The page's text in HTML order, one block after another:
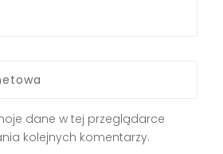
dane w tej przeglądarce
kolejnych komentarzy.